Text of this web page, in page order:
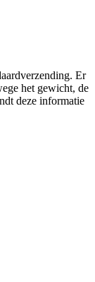
Er
het gewicht, de
deze informatie